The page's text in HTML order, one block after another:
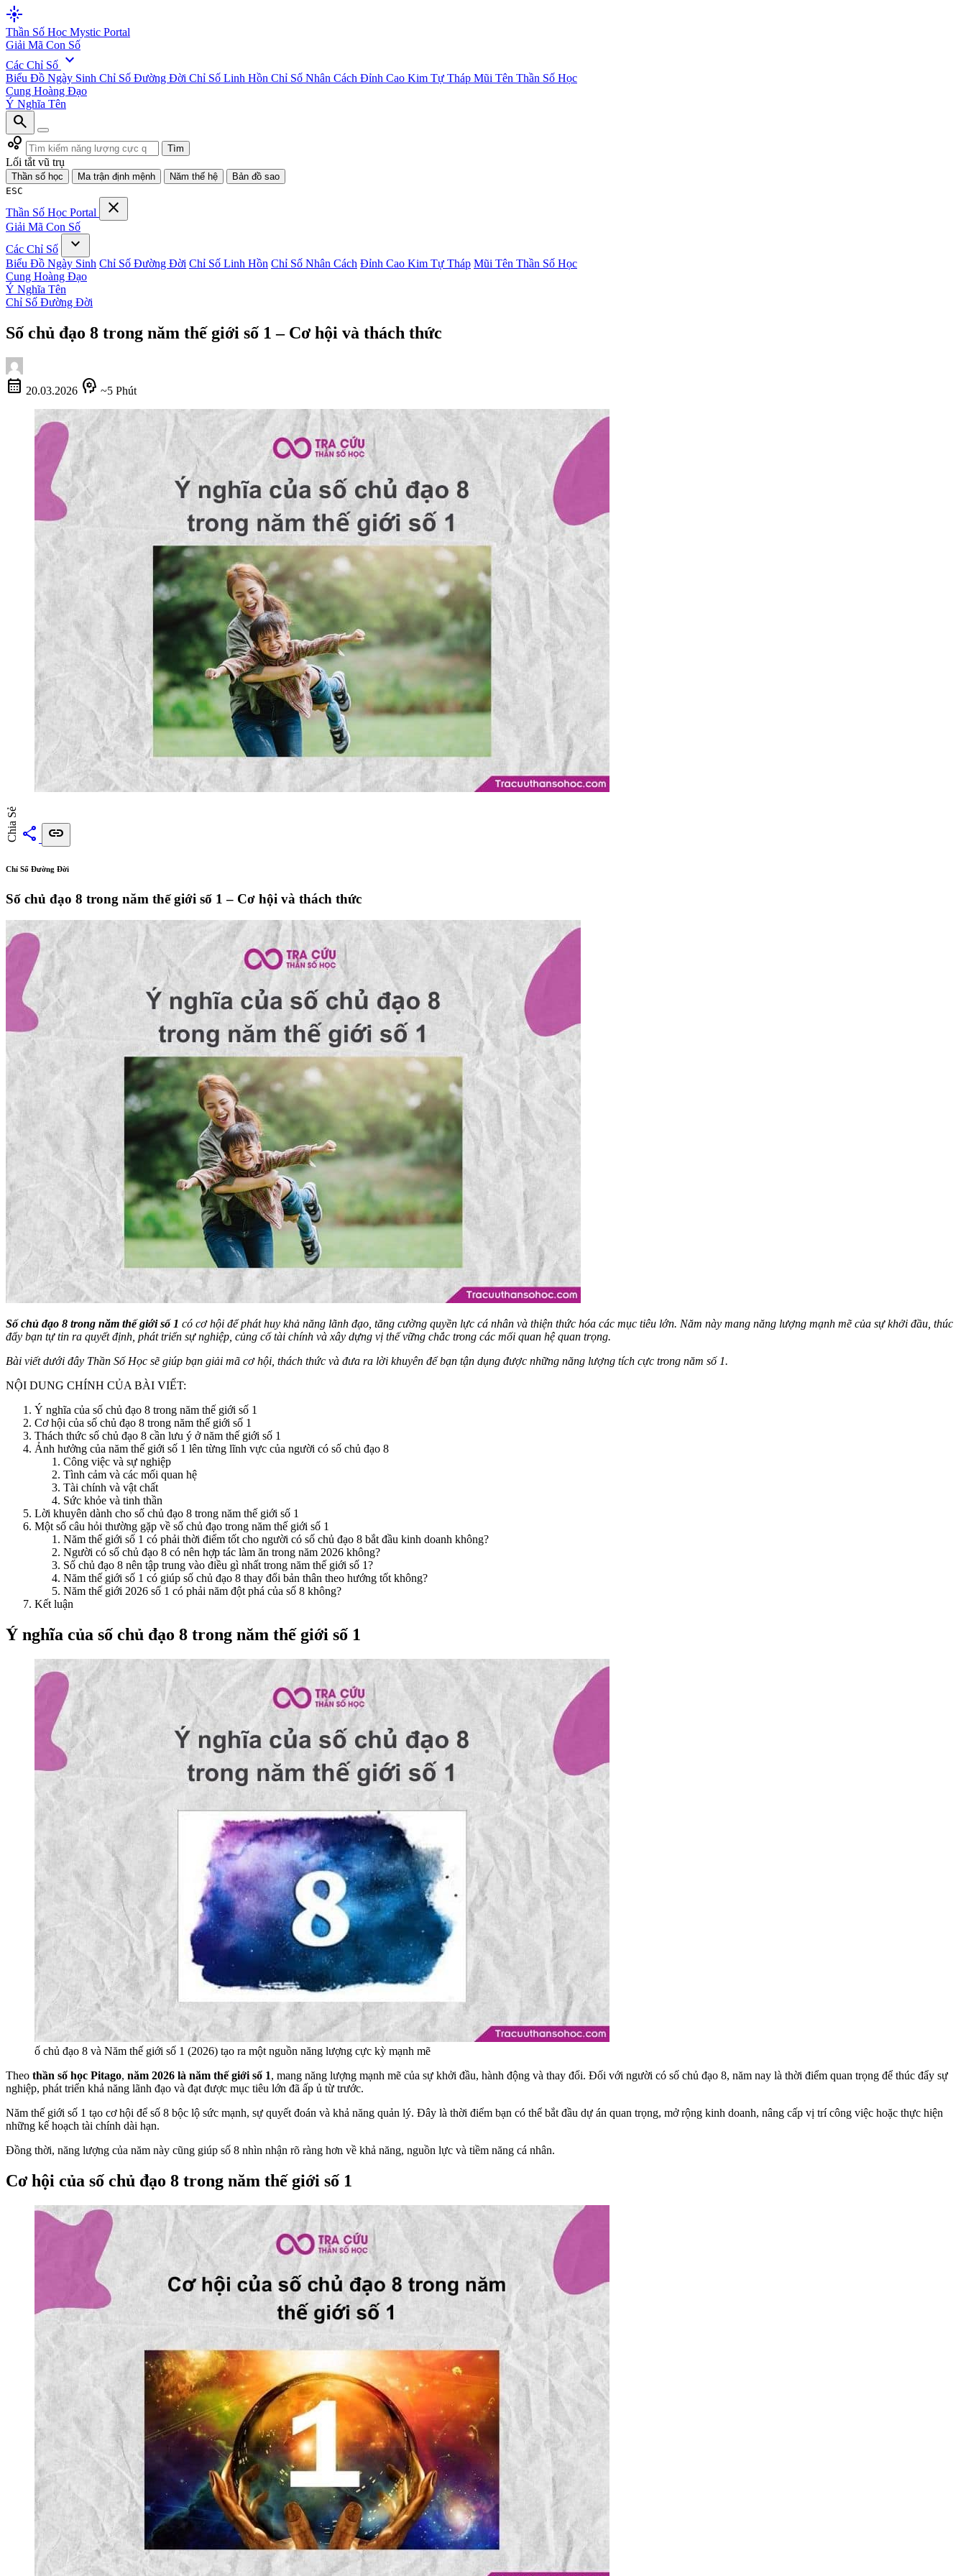
flare
Thần Số Học Mystic Portal
Giải Mã Con Số
Các Chỉ Số expand_more
Biểu Đồ Ngày Sinh Chỉ Số Đường Đời Chỉ Số Linh Hồn Chỉ Số Nhân Cách Đỉnh Cao Kim Tự Tháp Mũi Tên Thần Số Học
Cung Hoàng Đạo
Ý Nghĩa Tên
search
bubble_chart
Tìm
Lối tắt vũ trụ
Thần số học Ma trận định mệnh Năm thế hệ
Bản đồ sao
ESC
Thần Số Học Portal close
Giải Mã Con Số
Các Chỉ Số
expand_more
Biểu Đồ Ngày Sinh Chỉ Số Đường Đời Chỉ Số Linh Hồn Chỉ Số Nhân Cách Đỉnh Cao Kim Tự Tháp Mũi Tên Thần Số Học
Cung Hoàng Đạo
Ý Nghĩa Tên
Chỉ Số Đường Đời
Số chủ đạo 8 trong năm thế giới số 1 – Cơ hội và thách thức
calendar_month 20.03.2026 psychology ~5 Phút
Chia Sẻ share link
Chỉ Số Đường Đời
Số chủ đạo 8 trong năm thế giới số 1 – Cơ hội và thách thức
Số chủ đạo 8 trong năm thế giới số 1 có cơ hội để phát huy khả năng lãnh đạo, tăng cường quyền lực cá nhân và thiện thức hóa các mục tiêu lớn. Năm này mang năng lượng mạnh mẽ của sự khởi đầu, thúc
đẩy bạn tự tin ra quyết định, phát triển sự nghiệp, củng cố tài chính và xây dựng vị thế vững chắc trong các mối quan hệ quan trọng.
Bài viết dưới đây Thần Số Học sẽ giúp bạn giải mã cơ hội, thách thức và đưa ra lời khuyên để bạn tận dụng được những năng lượng tích cực trong năm số 1.
NỘI DUNG CHÍNH CỦA BÀI VIẾT:
Ý nghĩa của số chủ đạo 8 trong năm thế giới số 1
Cơ hội của số chủ đạo 8 trong năm thế giới số 1
Thách thức số chủ đạo 8 cần lưu ý ở năm thế giới số 1
Ảnh hưởng của năm thế giới số 1 lên từng lĩnh vực của người có số chủ đạo 8
Công việc và sự nghiệp
Tình cảm và các mối quan hệ
Tài chính và vật chất
Sức khỏe và tinh thần
Lời khuyên dành cho số chủ đạo 8 trong năm thế giới số 1
Một số câu hỏi thường gặp về số chủ đạo trong năm thế giới số 1
Năm thế giới số 1 có phải thời điểm tốt cho người có số chủ đạo 8 bắt đầu kinh doanh không?
Người có số chủ đạo 8 có nên hợp tác làm ăn trong năm 2026 không?
Số chủ đạo 8 nên tập trung vào điều gì nhất trong năm thế giới số 1?
Năm thế giới số 1 có giúp số chủ đạo 8 thay đổi bản thân theo hướng tốt không?
Năm thế giới 2026 số 1 có phải năm đột phá của số 8 không?
Kết luận
Ý nghĩa của số chủ đạo 8 trong năm thế giới số 1
ố chủ đạo 8 và Năm thế giới số 1 (2026) tạo ra một nguồn năng lượng cực kỳ mạnh mẽ
Theo thần số học Pitago, năm 2026 là năm thế giới số 1, mang năng lượng mạnh mẽ của sự khởi đầu, hành động và thay đổi. Đối với người có số chủ đạo 8, năm nay là thời điểm quan trọng để thúc đẩy sự
nghiệp, phát triển khả năng lãnh đạo và đạt được mục tiêu lớn đã ấp ủ từ trước.
Năm thế giới số 1 tạo cơ hội để số 8 bộc lộ sức mạnh, sự quyết đoán và khả năng quản lý. Đây là thời điểm bạn có thể bắt đầu dự án quan trọng, mở rộng kinh doanh, nâng cấp vị trí công việc hoặc thực hiện
những kế hoạch tài chính dài hạn.
Đồng thời, năng lượng của năm này cũng giúp số 8 nhìn nhận rõ ràng hơn về khả năng, nguồn lực và tiềm năng cá nhân.
Cơ hội của số chủ đạo 8 trong năm thế giới số 1